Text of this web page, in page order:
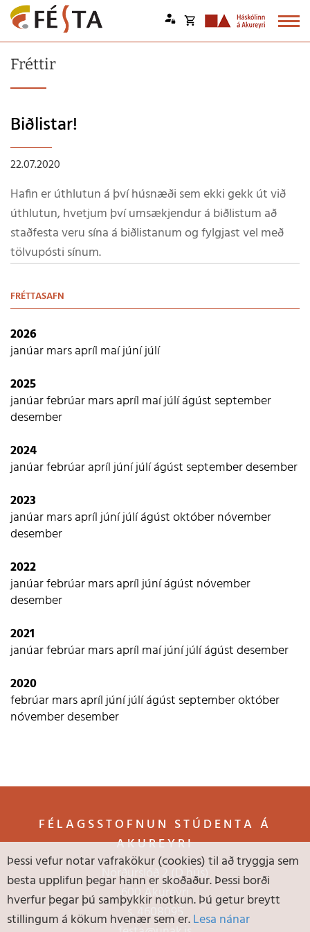
Opna
körfu
Karfan þín
Karfan er tóm.
Fréttir
Biðlistar!
22.07.2020
Hafin er úthlutun á því húsnæði sem ekki gekk út við
úthlutun, hvetjum því umsækjendur á biðlistum að
staðfesta veru sína á biðlistanum og fylgjast vel með
tölvupósti sínum.
FRÉTTASAFN
2026
janúarmarsapríl maíjúníjúlí
2025
janúarfebrúarmarsapríl maíjúlíágúst september
desember
2024
janúarfebrúarapríljúníjúlíágúst septemberdesember
2023
janúarmarsapríljúníjúlíágústoktóbernóvember
desember
2022
janúarfebrúarmarsapríljúníágúst nóvember
desember
2021
janúarfebrúarmarsapríl maíjúníjúlíágústdesember
2020
febrúarmarsapríljúníjúlíágúst septemberoktóber
nóvemberdesember
FÉLAGSSTOFNUN STÚDENTA Á
AKUREYRI
Norðurslóð 2 (D hús)
600 Akureyri
s.4608095
Þessi vefur notar vafrakökur (cookies) til að tryggja sem
besta upplifun þegar hann er skoðaður. Þessi borði
hverfur þegar þú samþykkir notkun. Þú getur breytt
stillingum á kökum hvenær sem er.Lesa nánar